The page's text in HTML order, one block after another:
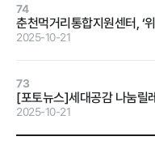
감사결과 조
치요구사항
74
춘천먹거리통합지원센터, ‘
2025-10-21
73
[포토뉴스]세대공감 나눔릴
2025-10-21